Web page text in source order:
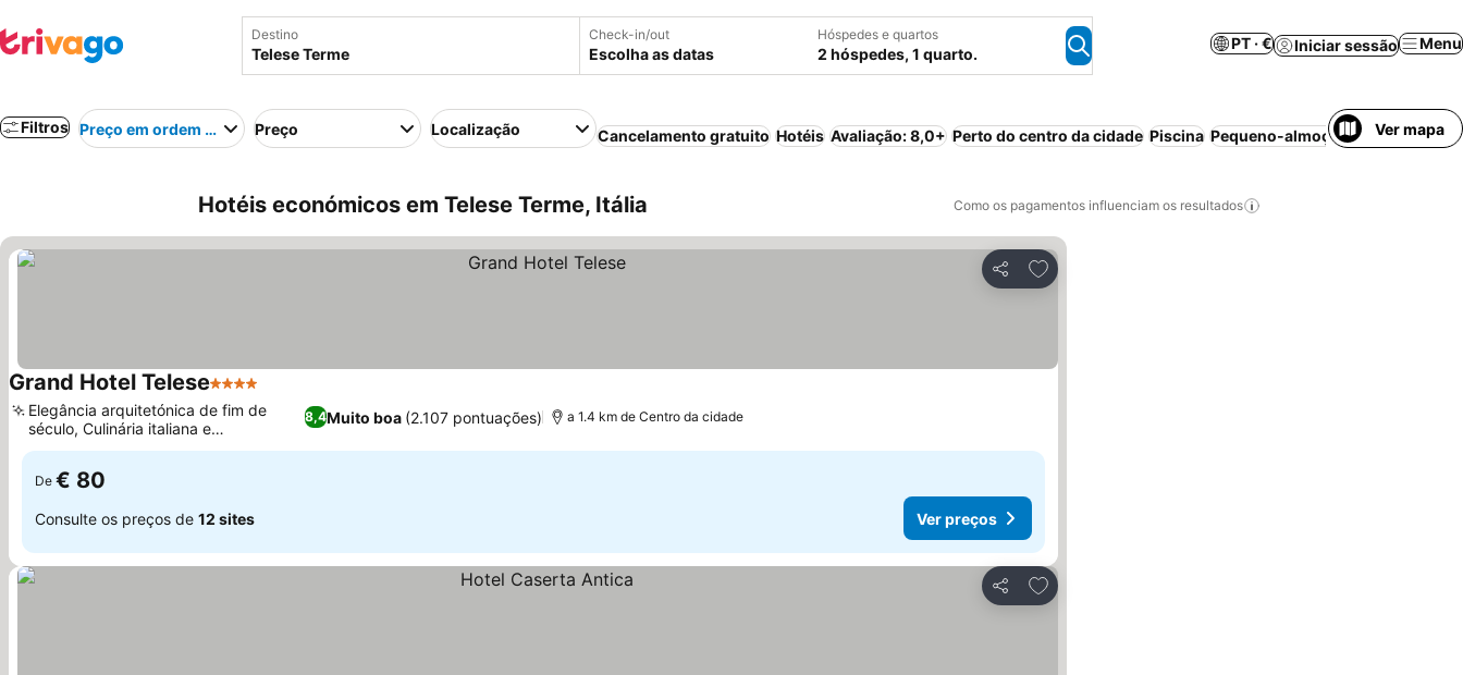
Destino Check-in/out
Escolha as datas
Hóspedes e quartos
2 hóspedes, 1 quarto.
PT · € Iniciar sessão Menu
Filtros Preço em ordem crescentePreço Localização Cancelamento gratuito Hotéis Avaliação: 8,0+ Perto do centro da cidade Piscina Pequeno-almoço incluídoVer mapa
Hotéis económicos em Telese Terme, Itália Como os pagamentos influenciam os resultados
Partilhar
Adicionar aos favoritos
Grand Hotel Telese4 Estrelas
8,4Muito boa (2.107 pontuações)
Elegância arquitetónica de fim de
século, Culinária italiana e
internacional refinada
a 1.4 km de Centro da cidade
De € 80
Consulte os preços de 12 sites Ver preços
Partilhar
Adicionar aos favoritos